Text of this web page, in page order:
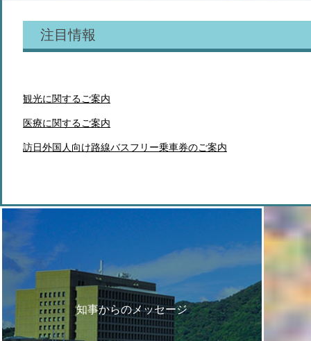
注目情報
観光に関するご案内
医療に関するご案内
訪日外国人向け路線バスフリー乗車券のご案内
知事からのメッセージ